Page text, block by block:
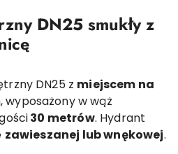
DN25 smukły z
DN25 z miejscem na
, wyposażony w wąż
30 metrów. Hydrant
zawieszanej lub wnękowej.